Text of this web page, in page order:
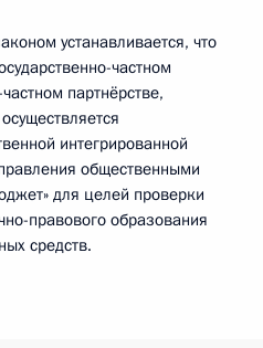
устанавливается, что
частном
партнёрстве,
интегрированной
общественными
для целей проверки
правового образования
средств.